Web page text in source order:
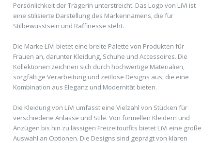
Persönlichkeit der Trägerin unterstreicht. Das Logo von LiVi ist
eine stilisierte Darstellung des Markennamens, die für
Stilbewusstsein und Raffinesse steht.
Die Marke LiVi bietet eine breite Palette von Produkten für
Frauen an, darunter Kleidung, Schuhe und Accessoires. Die
Kollektionen zeichnen sich durch hochwertige Materialien,
sorgfältige Verarbeitung und zeitlose Designs aus, die eine
Kombination aus Eleganz und Modernität bieten.
Die Kleidung von LiVi umfasst eine Vielzahl von Stücken für
verschiedene Anlässe und Stile. Von formellen Kleidern und
Anzügen bis hin zu lässigen Freizeitoutfits bietet LiVi eine große
Auswahl an Optionen. Die Designs sind geprägt von klaren